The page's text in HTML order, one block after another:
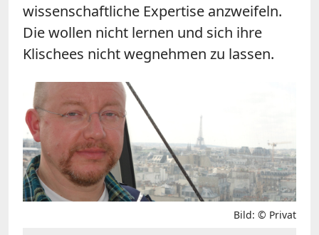
wissenschaftliche Expertise anzweifeln.
Die wollen nicht lernen und sich ihre
Klischees nicht wegnehmen zu lassen.
Bild: © Privat